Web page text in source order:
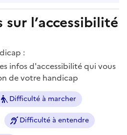
l’accessibilité
:
infos d'accessibilité qui vous
de votre handicap
Difficulté à marcher
Difficulté à entendre